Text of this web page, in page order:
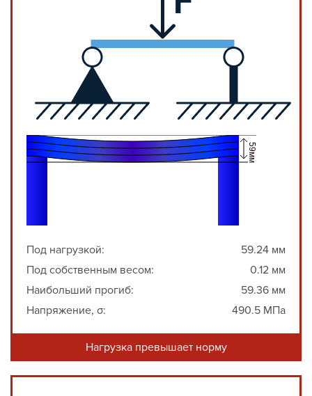
Под нагрузкой:
59.24 мм
Под собственным весом:
0.12 мм
Наибольший прогиб:
59.36 мм
Напряжение, σ:
490.5 МПа
Нагрузка превышает норму